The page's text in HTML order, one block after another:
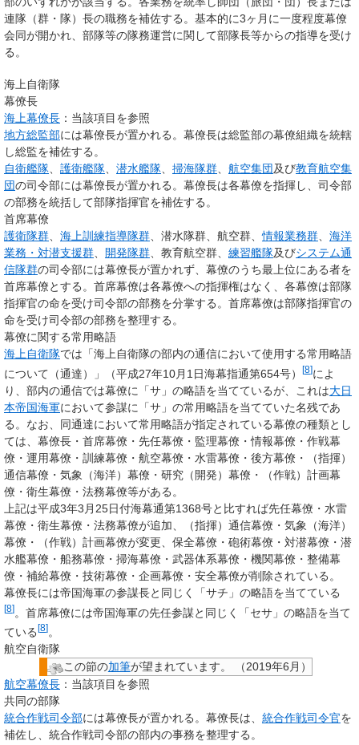
連隊（群・隊）長の職務を補佐する。基本的に3ヶ月に一度程度幕僚
会同が開かれ、部隊等の隊務運営に関して部隊長等からの指導を受け
る。
海上自衛隊
幕僚長
海上幕僚長 ：当該項目を参照
地方総監部には幕僚長が置かれる。幕僚長は総監部の幕僚組織を統轄
し総監を補佐する。
自衛艦隊
護衛艦隊 潜水艦隊 掃海隊群 航空集団及び教育航空集
団の司令部には幕僚長が置かれる。幕僚長は各幕僚を指揮し、司令部
の部務を統括して部隊指揮官を補佐する。
首席幕僚
護衛隊群
海上訓練指導隊群 、潜水隊群、航空群、情報業務群
海洋
業務・対潜支援群
開発隊群 、教育航空群、 練習艦隊及びシステム通
信隊群の司令部には幕僚長が置かれず、幕僚のうち最上位にある者を
首席幕僚とする。首席幕僚は各幕僚への指揮権はなく、各幕僚は部隊
指揮官の命を受け司令部の部務を分掌する。首席幕僚は部隊指揮官の
命を受け司令部の部務を整理する。
幕僚に関する常用略語
海上自衛隊では「海上自衛隊の部内の通信において使用する常用略語
について（通達）」（平成27年10月1日海幕指通第654号）
[8]によ
り、部内の通信では幕僚に「サ」の略語を当てているが、これは大日
本帝国海軍において参謀に「サ」の常用略語を当てていた名残であ
る。なお、同通達において常用略語が指定されている幕僚の種類とし
ては、幕僚長・首席幕僚・先任幕僚・監理幕僚・情報幕僚・作戦幕
僚・運用幕僚・訓練幕僚・航空幕僚・水雷幕僚・後方幕僚・（指揮）
通信幕僚・気象（海洋）幕僚・研究（開発）幕僚・（作戦）計画幕
僚・衛生幕僚・法務幕僚等がある。
上記は平成3年3月25日付海幕通第1368号と比すれば先任幕僚・水雷
幕僚・衛生幕僚・法務幕僚が追加、（指揮）通信幕僚・気象（海洋）
幕僚・（作戦）計画幕僚が変更、保全幕僚・砲術幕僚・対潜幕僚・潜
水艦幕僚・船務幕僚・掃海幕僚・武器体系幕僚・機関幕僚・整備幕
僚・補給幕僚・技術幕僚・企画幕僚・安全幕僚が削除されている。
幕僚長には帝国海軍の参謀長と同じく「サチ」の略語を当てている
[8]。首席幕僚には帝国海軍の先任参謀と同じく「セサ」の略語を当て
ている [8] 。
航空自衛隊
この節の加筆が望まれています。 （2019年6月 ）
航空幕僚長 ：当該項目を参照
共同の部隊
統合作戦司令部には幕僚長が置かれる。幕僚長は、 統合作戦司令官を
補佐し、統合作戦司令部の部内の事務を整理する。